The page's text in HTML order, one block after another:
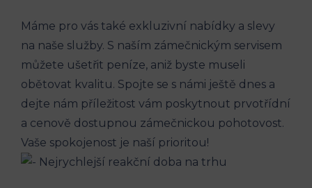
Máme pro vás také exkluzivní nabídky a slevy
na naše služby. S naším zámečnickým servisem
můžete ušetřit peníze, aniž byste museli
obětovat kvalitu. Spojte se s námi ještě dnes a
dejte nám příležitost vám poskytnout prvotřídní
a cenově dostupnou zámečnickou pohotovost.
Vaše spokojenost je naší prioritou!